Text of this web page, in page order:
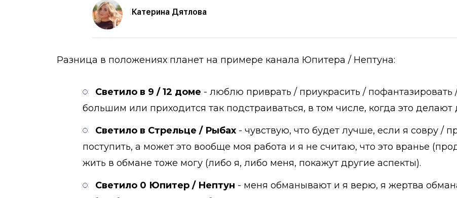
Катерина Дятлова
Разница в положениях планет на примере канала Юпитера / Нептуна:
Светило в 9 / 12 доме - люблю приврать / приукрасить / пофантазировать
большим или приходится так подстраиваться, в том числе, когда это делают
Светило в Стрельце / Рыбах - чувствую, что будет лучше, если я совру /
поступить, а может это вообще моя работа и я не считаю, что это вранье
жить в обмане тоже могу (либо я, либо меня, покажут другие аспекты).
Светило 0 Юпитер / Нептун - меня обманывают и я верю, я жертва